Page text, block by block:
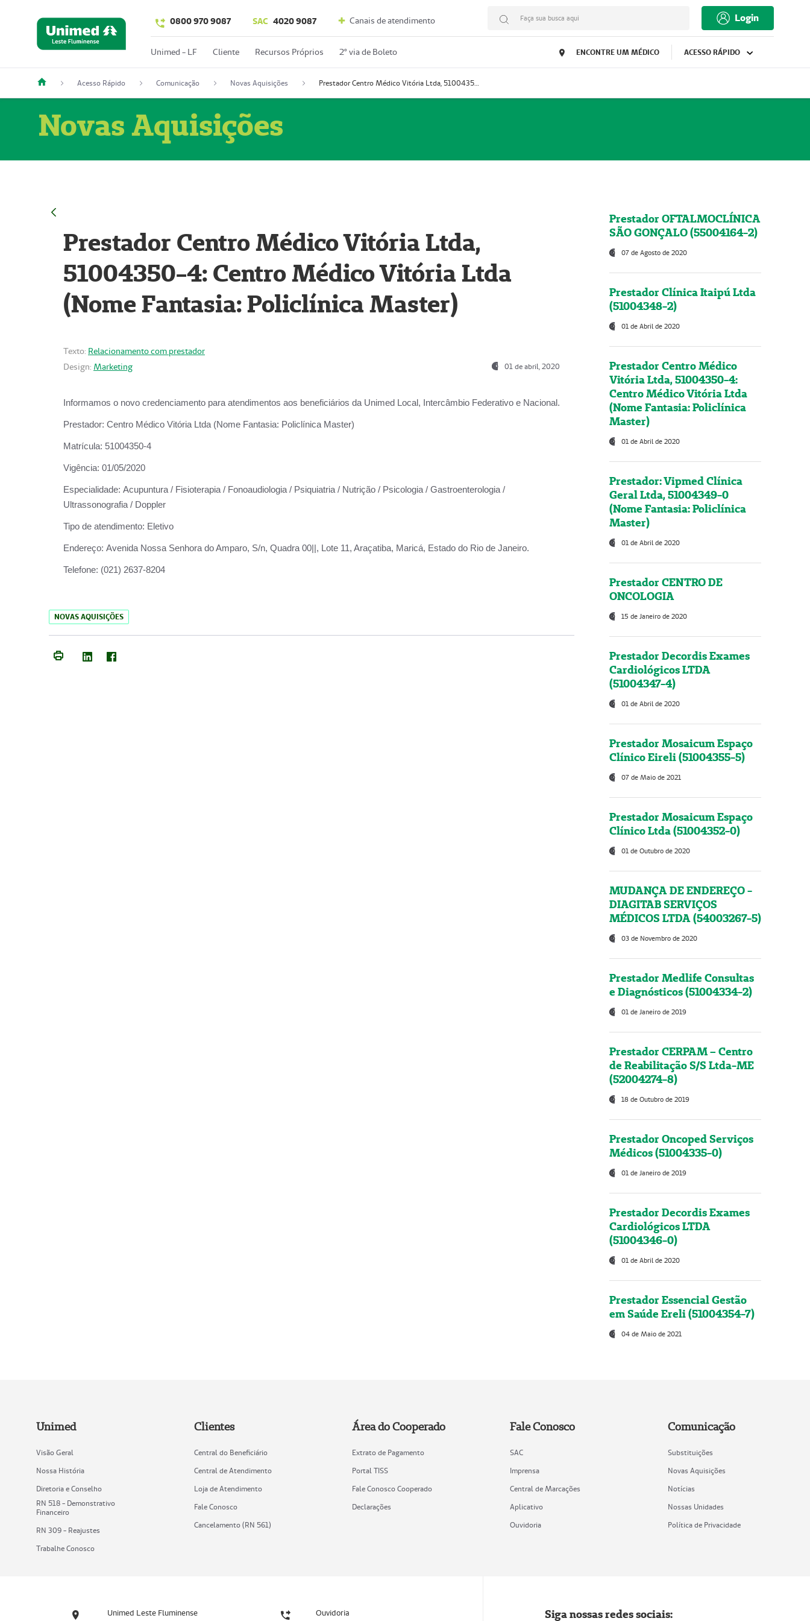
0800 970 9087 SAC 4020 9087 Canais de atendimento Faça sua busca aqui Login
Unimed - LF Cliente Recursos Próprios 2º via de Boleto ENCONTRE UM MÉDICO ACESSO RÁPIDO
Acesso Rápido Comunicação Novas Aquisições Prestador Centro Médico Vitória Ltda, 51004350-4: Centro Médico Vitória Ltda (Nome Fantasia: Policlínica Master)
Novas Aquisições
Prestador Centro Médico Vitória Ltda,
51004350-4: Centro Médico Vitória Ltda
(Nome Fantasia: Policlínica Master)
Texto: Relacionamento com prestador
Design: Marketing 01 de abril, 2020
Informamos o novo credenciamento para atendimentos aos beneficiários da Unimed Local, Intercâmbio Federativo e Nacional.
Prestador: Centro Médico Vitória Ltda (Nome Fantasia: Policlínica Master)
Matrícula: 51004350-4
Vigência: 01/05/2020
Especialidade: Acupuntura / Fisioterapia / Fonoaudiologia / Psiquiatria / Nutrição / Psicologia / Gastroenterologia /
Ultrassonografia / Doppler
Tipo de atendimento: Eletivo
Endereço: Avenida Nossa Senhora do Amparo, S/n, Quadra 00||, Lote 11, Araçatiba, Maricá, Estado do Rio de Janeiro.
Telefone: (021) 2637-8204
NOVAS AQUISIÇÕES
Prestador OFTALMOCLÍNICA
SÃO GONÇALO (55004164-2)
07 de Agosto de 2020
Prestador Clínica Itaipú Ltda
(51004348-2)
01 de Abril de 2020
Prestador Centro Médico
Vitória Ltda, 51004350-4:
Centro Médico Vitória Ltda
(Nome Fantasia: Policlínica
Master)
01 de Abril de 2020
Prestador: Vipmed Clínica
Geral Ltda, 51004349-0
(Nome Fantasia: Policlínica
Master)
01 de Abril de 2020
Prestador CENTRO DE
ONCOLOGIA
15 de Janeiro de 2020
Prestador Decordis Exames
Cardiológicos LTDA
(51004347-4)
01 de Abril de 2020
Prestador Mosaicum Espaço
Clínico Eireli (51004355-5)
07 de Maio de 2021
Prestador Mosaicum Espaço
Clínico Ltda (51004352-0)
01 de Outubro de 2020
MUDANÇA DE ENDEREÇO -
DIAGITAB SERVIÇOS
MÉDICOS LTDA (54003267-5)
03 de Novembro de 2020
Prestador Medlife Consultas
e Diagnósticos (51004334-2)
01 de Janeiro de 2019
Prestador CERPAM – Centro
de Reabilitação S/S Ltda-ME
(52004274-8)
18 de Outubro de 2019
Prestador Oncoped Serviços
Médicos (51004335-0)
01 de Janeiro de 2019
Prestador Decordis Exames
Cardiológicos LTDA
(51004346-0)
01 de Abril de 2020
Prestador Essencial Gestão
em Saúde Ereli (51004354-7)
04 de Maio de 2021
Unimed
Visão Geral
Nossa História
Diretoria e Conselho
RN 518 - Demonstrativo
Financeiro
RN 309 - Reajustes
Trabalhe Conosco
Clientes
Central do Beneficiário
Central de Atendimento
Loja de Atendimento
Fale Conosco
Cancelamento (RN 561)
Área do Cooperado
Extrato de Pagamento
Portal TISS
Fale Conosco Cooperado
Declarações
Fale Conosco
SAC
Imprensa
Central de Marcações
Aplicativo
Ouvidoria
Comunicação
Substituições
Novas Aquisições
Notícias
Nossas Unidades
Política de Privacidade
Unimed Leste Fluminense Ouvidoria Siga nossas redes sociais: